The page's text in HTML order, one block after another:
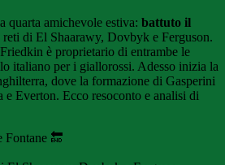
quarta amichevole estiva: battuto il
reti di El Shaarawy, Dovbyk e Ferguson.
è proprietario di entrambe le
italiano per i giallorossi. Adesso inizia la
dove la formazione di Gasperini
Everton. Ecco resoconto e analisi di
Fontane 🔚